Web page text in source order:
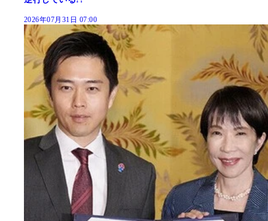
2026年07月31日 07:00